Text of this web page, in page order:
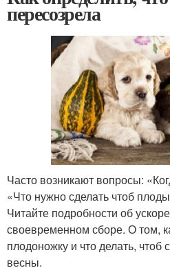
пересозрела
Часто возникают вопросы:
«Что нужно сделать чтоб
Читайте подробности об
своевременном сборе. О том,
плодоножку и что делать, чтоб
весны.